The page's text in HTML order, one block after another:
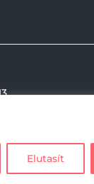
Elutasít